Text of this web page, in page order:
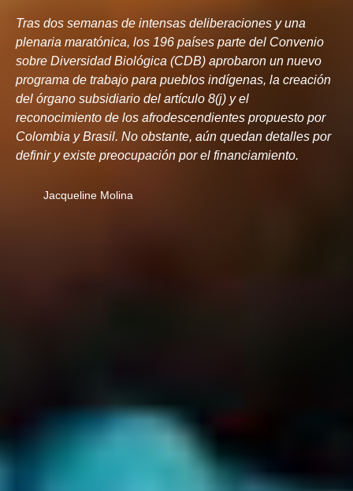
Tras dos semanas de intensas deliberaciones y una
plenaria maratónica, los 196 países parte del Convenio
sobre Diversidad Biológica (CDB) aprobaron un nuevo
programa de trabajo para pueblos indígenas, la creación
del órgano subsidiario del artículo 8(j) y el
reconocimiento de los afrodescendientes propuesto por
Colombia y Brasil. No obstante, aún quedan detalles por
definir y existe preocupación por el financiamiento.
Jacqueline Molina